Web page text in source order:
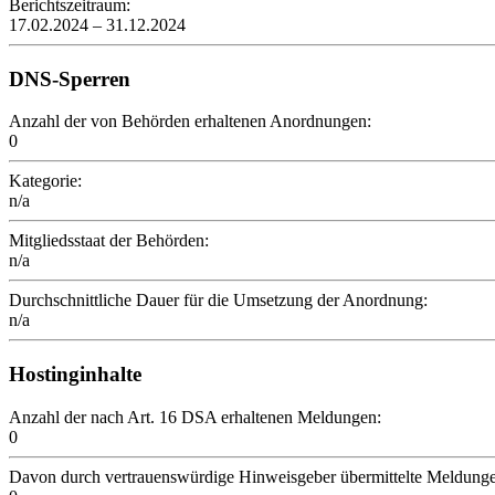
Berichtszeitraum:
17.02.2024 – 31.12.2024
DNS-Sperren
Anzahl der von Behörden erhaltenen Anordnungen:
0
Kategorie:
n/a
Mitgliedsstaat der Behörden:
n/a
Durchschnittliche Dauer für die Umsetzung der Anordnung:
n/a
Hostinginhalte
Anzahl der nach Art. 16 DSA erhaltenen Meldungen:
0
Davon durch vertrauenswürdige Hinweisgeber übermittelte